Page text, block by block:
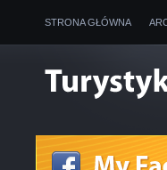
STRONA GŁÓWNA